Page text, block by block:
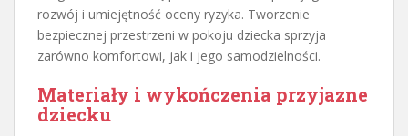
rozwój i umiejętność oceny ryzyka. Tworzenie
bezpiecznej przestrzeni w pokoju dziecka sprzyja
zarówno komfortowi, jak i jego samodzielności.
Materiały i wykończenia przyjazne
dziecku